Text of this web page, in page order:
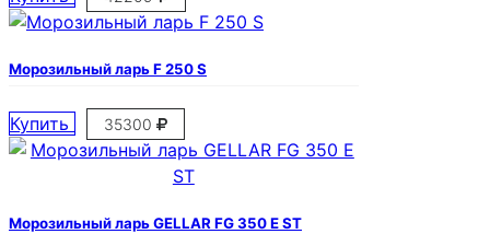
Морозильный ларь F 250 S
Купить 35300
Морозильный ларь GELLAR FG 350 E ST